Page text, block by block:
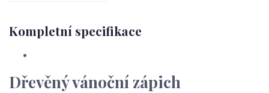
Kompletní specifikace
Dřevěný vánoční zápich